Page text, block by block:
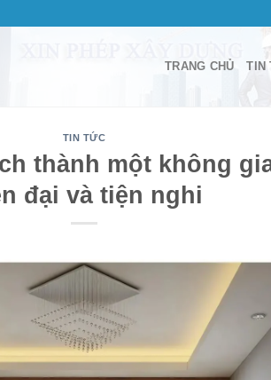
TRANG CHỦ TIN
TIN TỨC
thành một không
đại và tiện nghi